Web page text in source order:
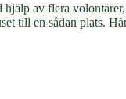
hjälp av flera
till en sådan plats.